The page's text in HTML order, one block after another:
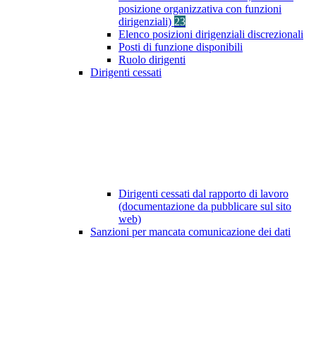
posizione organizzativa con funzioni
dirigenziali) 23
Elenco posizioni dirigenziali discrezionali
Posti di funzione disponibili
Ruolo dirigenti
Dirigenti cessati
Dirigenti cessati dal rapporto di lavoro
(documentazione da pubblicare sul sito
web)
Sanzioni per mancata comunicazione dei dati